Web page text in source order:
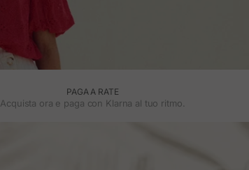
PAGA A RATE
Acquista ora e paga con Klarna al tuo ritmo.